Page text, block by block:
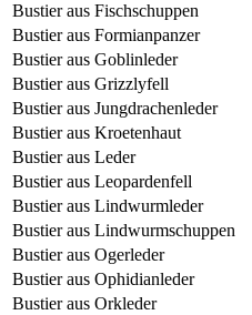
Bustier aus Fischschuppen
Bustier aus Formianpanzer
Bustier aus Goblinleder
Bustier aus Grizzlyfell
Bustier aus Jungdrachenleder
Bustier aus Kroetenhaut
Bustier aus Leder
Bustier aus Leopardenfell
Bustier aus Lindwurmleder
Bustier aus Lindwurmschuppen
Bustier aus Ogerleder
Bustier aus Ophidianleder
Bustier aus Orkleder